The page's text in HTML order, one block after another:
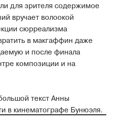
для зрителя содержимое
вручает волоокой
сюрреализма
в макгаффин даже
и после финала
композиции и на
текст Анны
в кинематографе Бунюэля.